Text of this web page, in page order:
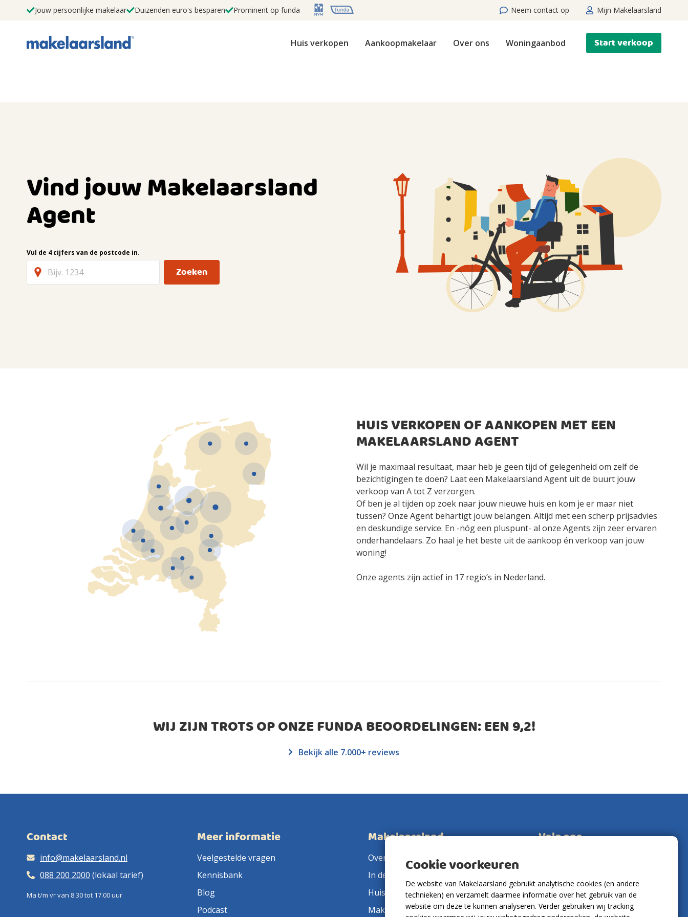
Jouw persoonlijke makelaar Duizenden euro's besparen Prominent op funda Neem contact op Mijn Makelaarsland
Huis verkopen Aankoopmakelaar Over ons Woningaanbod Start verkoop
Vind jouw Makelaarsland
Agent
Vul de 4 cijfers van de postcode in.
Zoeken
HUIS VERKOPEN OF AANKOPEN MET EEN
MAKELAARSLAND AGENT
Wil je maximaal resultaat, maar heb je geen tijd of gelegenheid om zelf de
bezichtigingen te doen? Laat een Makelaarsland Agent uit de buurt jouw
verkoop van A tot Z verzorgen.
Of ben je al tijden op zoek naar jouw nieuwe huis en kom je er maar niet
tussen? Onze Agent behartigt jouw belangen. Altijd met een scherp prijsadvies
en deskundige service. En -nóg een pluspunt- al onze Agents zijn zeer ervaren
onderhandelaars. Zo haal je het beste uit de aankoop én verkoop van jouw
woning!
Onze agents zijn actief in 17 regio’s in Nederland.
WIJ ZIJN TROTS OP ONZE FUNDA BEOORDELINGEN: EEN9,2!
Bekijk alle 7.000+ reviews
Contact
info@makelaarsland.nl
088 200 2000 (lokaal tarief)
Ma t/m vr van 8.30 tot 17.00 uur
Meer informatie
Veelgestelde vragen
Kennisbank
Blog
Podcast
Makelaarsland
Over ons
In de pers
Huis verkopen
Makelaar in de buurt
Volg ons
Cookie voorkeuren
De website van Makelaarsland gebruikt analytische cookies (en andere
technieken) en verzamelt daarmee informatie over het gebruik van de
website om deze te kunnen analyseren. Verder gebruiken wij tracking